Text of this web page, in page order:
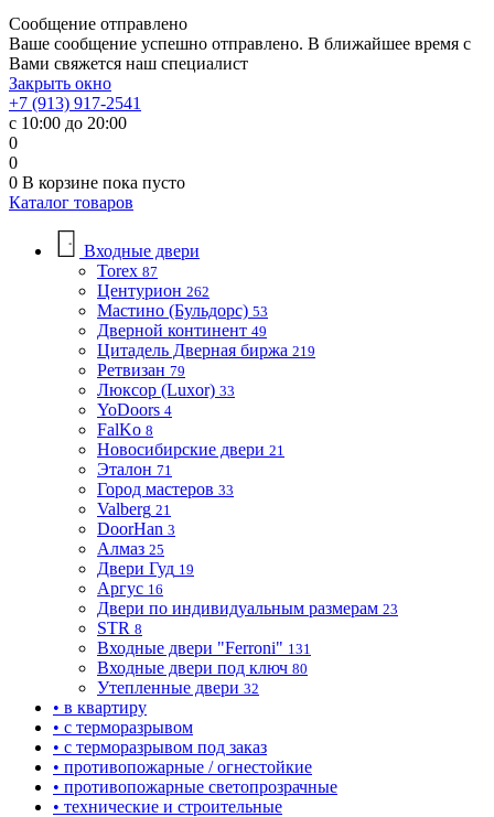
Сообщение отправлено
Ваше сообщение успешно отправлено. В ближайшее время с
Вами свяжется наш специалист
Закрыть окно
+7 (913) 917-2541
с 10:00 до 20:00
0
0
0 В корзине пока пусто
Каталог товаров
Входные двери
Torex 87
Центурион 262
Мастино (Бульдорс) 53
Дверной континент 49
Цитадель Дверная биржа 219
Ретвизан 79
Люксор (Luxor) 33
YoDoors 4
FalKo 8
Новосибирские двери 21
Эталон 71
Город мастеров 33
Valberg 21
DoorHan 3
Алмаз 25
Двери Гуд 19
Аргус 16
Двери по индивидуальным размерам 23
STR 8
Входные двери "Ferroni" 131
Входные двери под ключ 80
Утепленные двери 32
• в квартиру
• с терморазрывом
• с терморазрывом под заказ
• противопожарные / огнестойкие
• противопожарные светопрозрачные
• технические и строительные